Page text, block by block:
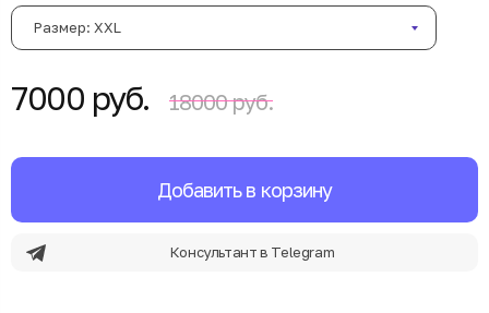
Размер: XXL
7000 руб. 18000 руб.
Добавить в корзину
Консультант в Telegram